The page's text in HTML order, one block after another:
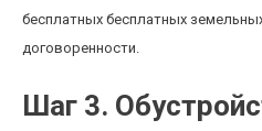
бесплатных бесплатных
договоренности.
Шаг 3.